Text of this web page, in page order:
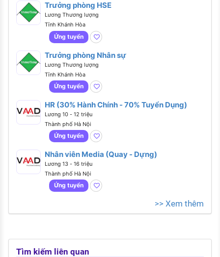
Trưởng phòng HSE
Lương Thương lượng
Tỉnh Khánh Hòa
Ứng tuyển
Trưởng phòng Nhân sự
Lương Thương lượng
Tỉnh Khánh Hòa
Ứng tuyển
HR (30% Hành Chính - 70% Tuyển Dụng)
Lương 10 - 12 triệu
Thành phố Hà Nội
Ứng tuyển
Nhân viên Media (Quay - Dựng)
Lương 13 - 16 triệu
Thành phố Hà Nội
Ứng tuyển
>> Xem thêm
Tìm kiếm liên quan